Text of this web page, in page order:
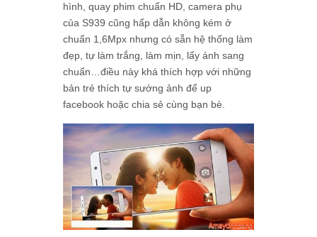
hình, quay phim chuẩn HD, camera phụ
của S939 cũng hấp dẫn không kém ở
chuẩn 1,6Mpx nhưng có sẵn hệ thống làm
đẹp, tự làm trắng, làm mịn, lấy ánh sang
chuẩn…điều này khá thích hợp với những
bản trẻ thích tự sướng ảnh để up
facebook hoặc chia sẻ cùng bạn bè.